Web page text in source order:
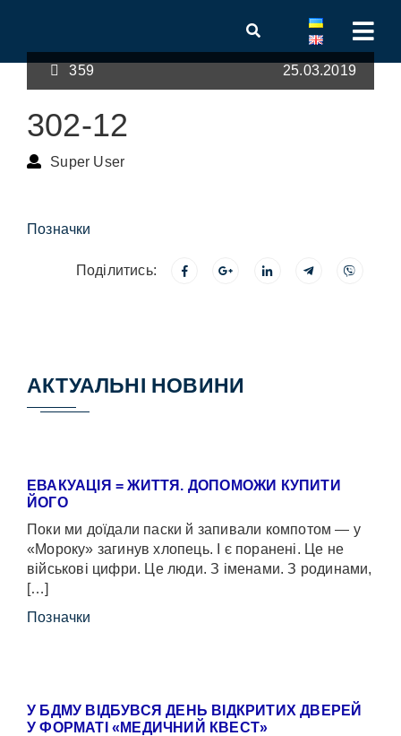
359 25.03.2019
302-12
Super User
Позначки
Поділитись:
АКТУАЛЬНІ НОВИНИ
ЕВАКУАЦІЯ = ЖИТТЯ. ДОПОМОЖИ КУПИТИ
ЙОГО
Поки ми доїдали паски й запивали компотом — у
«Мороку» загинув хлопець. І є поранені. Це не
військові цифри. Це люди. З іменами. З родинами,
[…]
Позначки
У БДМУ ВІДБУВСЯ ДЕНЬ ВІДКРИТИХ ДВЕРЕЙ
У ФОРМАТІ «МЕДИЧНИЙ КВЕСТ»